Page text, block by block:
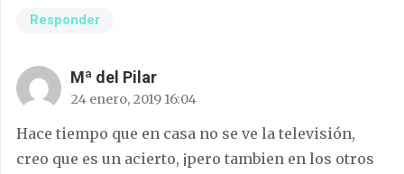
Responder
Mª del Pilar
24 enero, 2019 16:04
Hace tiempo que en casa no se ve la televisión,
creo que es un acierto, ¡pero tambien en los otros